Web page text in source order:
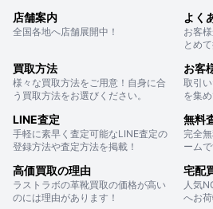
店舗案内
全国各地へ店舗展開中！
よく
お客
とめ
買取方法
様々な買取方法をご用意！自身に合
う買取方法をお選びください。
お客
取引
を集
LINE査定
手軽に素早く査定可能なLINE査定の
登録方法や査定方法を掲載！
無料
完全
ームで
高価買取の理由
ラストラボの革靴買取の価格が高い
のには理由があります！
宅配
人気
へお